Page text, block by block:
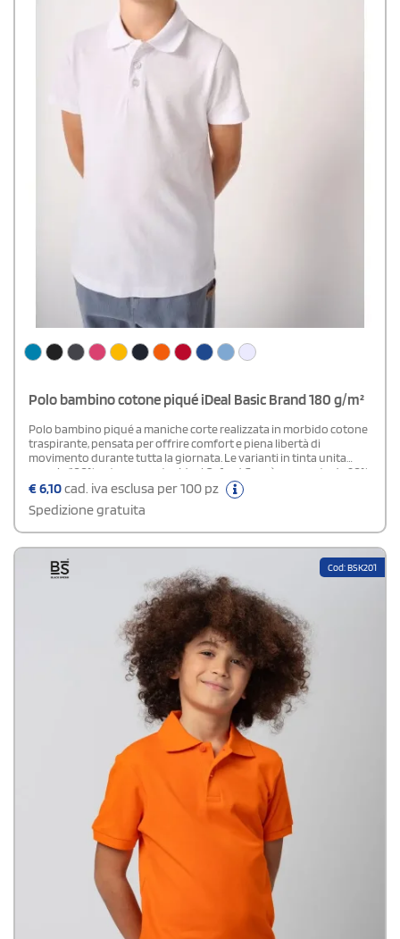
Polo bambino cotone piqué iDeal Basic Brand 180 g/m²
Polo bambino piqué a maniche corte realizzata in morbido cotone
traspirante, pensata per offrire comfort e piena libertà di
movimento durante tutta la giornata. Le varianti in tinta unita
sono in 100% cotone, mentre Ideal Oxford Grey è composta da 90%
cotone e 10% viscosa. Il taglio dritto e la struttura in piqué
garantiscono resistenza, completati dal colletto in costina 1x1 e
dalla pattina con 3 bottoni tono su tono. Il nastro di rinforzo
interno al collo dona stabilità, mentre gli spacchetti laterali e le
cuciture a doppio ago su maniche e fondo aumentano la durata
del capo. L’etichetta del marchio staccabile lo rende ideale per
progetti di personalizzazione.Disponibile modello Uomo e Donna
€6,10cad. iva esclusa per 100 pz
Spedizione gratuita
Cod: BSK201